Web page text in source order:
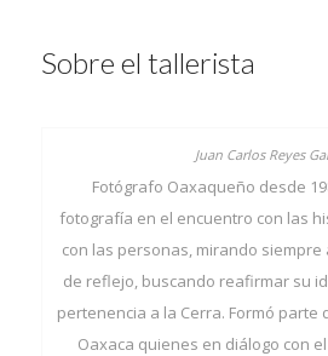
Sobre el tallerista
Fotógrafo Oaxaqueño desde
fotografía en el encuentro con las
con las personas, mirando
de reflejo, buscando reafirmar su
pertenencia a la Cerra. Formó parte
Oaxaca quienes en diálogo con